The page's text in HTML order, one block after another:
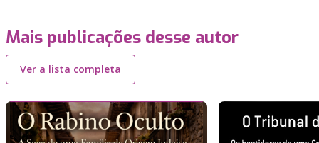
Mais publicações desse autor
Ver a lista completa